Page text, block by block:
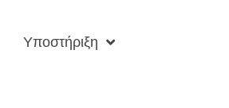
Υποστήριξη